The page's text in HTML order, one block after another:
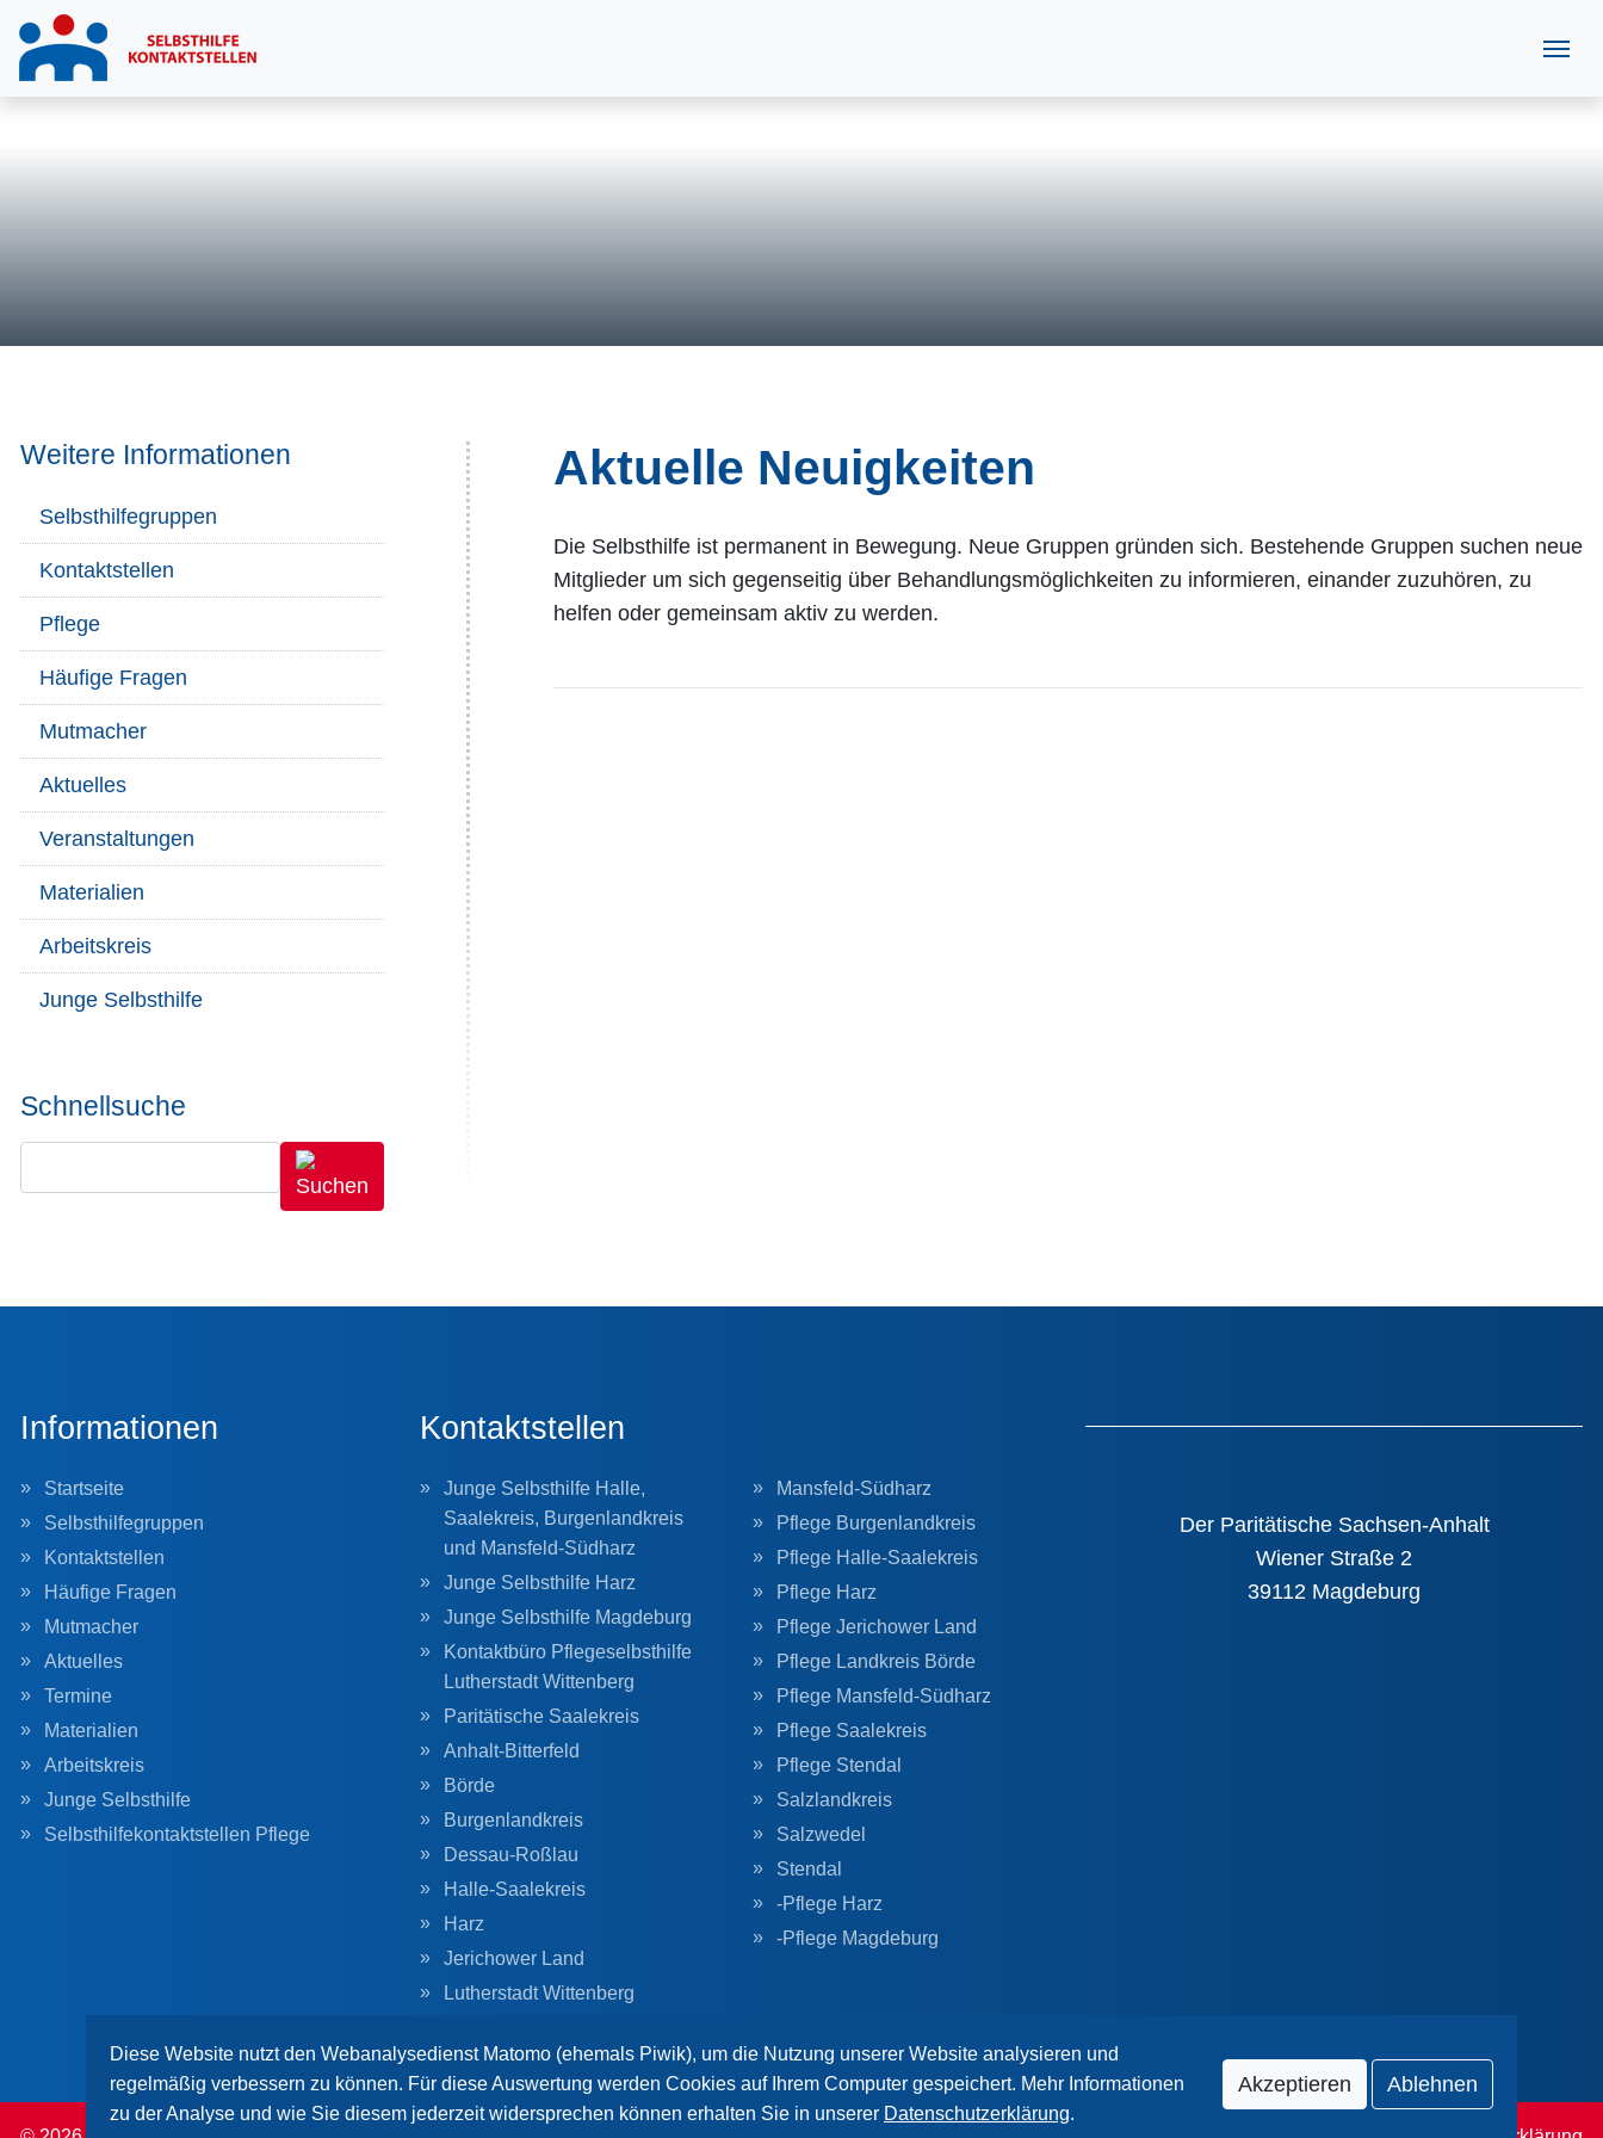
Aktuelle Neuigkeiten
Die Selbsthilfe ist permanent in Bewegung. Neue Gruppen gründen sich. Bestehende Gruppen suchen neue
Mitglieder um sich gegenseitig über Behandlungsmöglichkeiten zu informieren, einander zuzuhören, zu
helfen oder gemeinsam aktiv zu werden.
Weitere Informationen
Selbsthilfegruppen
Kontaktstellen
Pflege
Häufige Fragen
Mutmacher
Aktuelles
Veranstaltungen
Materialien
Arbeitskreis
Junge Selbsthilfe
Schnellsuche
Informationen
Startseite
Selbsthilfegruppen
Kontaktstellen
Häufige Fragen
Mutmacher
Aktuelles
Termine
Materialien
Arbeitskreis
Junge Selbsthilfe
Selbsthilfekontaktstellen Pflege
Kontaktstellen
Junge Selbsthilfe Halle,
Saalekreis, Burgenlandkreis
und Mansfeld-Südharz
Junge Selbsthilfe Harz
Junge Selbsthilfe Magdeburg
Kontaktbüro Pflegeselbsthilfe
Lutherstadt Wittenberg
Paritätische Saalekreis
Anhalt-Bitterfeld
Börde
Burgenlandkreis
Dessau-Roßlau
Halle-Saalekreis
Harz
Jerichower Land
Lutherstadt Wittenberg
Mansfeld-Südharz
Pflege Burgenlandkreis
Pflege Halle-Saalekreis
Pflege Harz
Pflege Jerichower Land
Pflege Landkreis Börde
Pflege Mansfeld-Südharz
Pflege Saalekreis
Pflege Stendal
Salzlandkreis
Salzwedel
Stendal
-Pflege Harz
-Pflege Magdeburg
Der Paritätische Sachsen-Anhalt
Wiener Straße 2
39112 Magdeburg
Diese Website nutzt den Webanalysedienst Matomo (ehemals Piwik), um die Nutzung unserer Website analysieren und
regelmäßig verbessern zu können. Für diese Auswertung werden Cookies auf Ihrem Computer gespeichert. Mehr Informationen
zu der Analyse und wie Sie diesem jederzeit widersprechen können erhalten Sie in unserer Datenschutzerklärung.
Akzeptieren Ablehnen